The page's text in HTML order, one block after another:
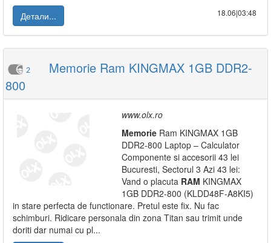
Детали...
18.06|03:48
2
Memorie Ram KINGMAX 1GB DDR2-
800
www.olx.ro
Memorie Ram KINGMAX 1GB
DDR2-800 Laptop – Calculator
Componente si accesorii 43 lei
Bucuresti, Sectorul 3 Azi 43 lei:
Vand o placuta RAM KINGMAX
1GB DDR2-800 (KLDD48F-A8KI5)
in stare perfecta de functionare. Pretul este fix. Nu fac
schimburi. Ridicare personala din zona Titan sau trimit unde
doriti dar numai cu pl...